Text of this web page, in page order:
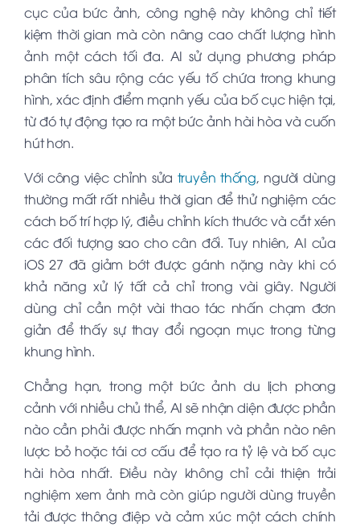
cục của bức ảnh, công nghệ này không chỉ tiết
kiệm thời gian mà còn nâng cao chất lượng hình
ảnh một cách tối đa. AI sử dụng phương pháp
phân tích sâu rộng các yếu tố chứa trong khung
hình, xác định điểm mạnh yếu của bố cục hiện tại,
từ đó tự động tạo ra một bức ảnh hài hòa và cuốn
hút hơn.
Với công việc chỉnh sửa truyền thống, người dùng
thường mất rất nhiều thời gian để thử nghiệm các
cách bố trí hợp lý, điều chỉnh kích thước và cắt xén
các đối tượng sao cho cân đối. Tuy nhiên, AI của
iOS 27 đã giảm bớt được gánh nặng này khi có
khả năng xử lý tất cả chỉ trong vài giây. Người
dùng chỉ cần một vài thao tác nhấn chạm đơn
giản để thấy sự thay đổi ngoạn mục trong từng
khung hình.
Chẳng hạn, trong một bức ảnh du lịch phong
cảnh với nhiều chủ thể, AI sẽ nhận diện được phần
nào cần phải được nhấn mạnh và phần nào nên
lược bỏ hoặc tái cơ cấu để tạo ra tỷ lệ và bố cục
hài hòa nhất. Điều này không chỉ cải thiện trải
nghiệm xem ảnh mà còn giúp người dùng truyền
tải được thông điệp và cảm xúc một cách chính